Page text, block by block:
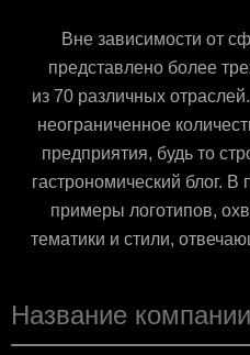
Вне зависимости от
представлено более
из 70 различных
неограниченное
предприятия, будь то
гастрономический блог.
примеры логотипов,
тематики и стили,